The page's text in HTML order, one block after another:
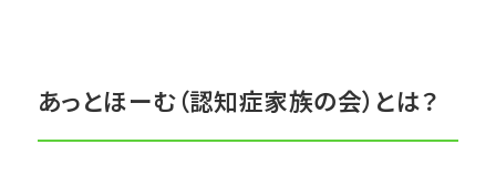
あっとほーむ（認知症家族の会）とは？